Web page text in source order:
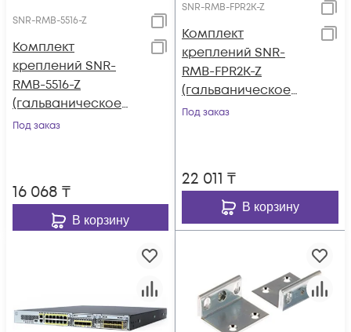
SNR-RMB-5516-Z
Комплект
креплений SNR-
RMB-5516-Z
(гальваническое
покрытие) для ASA
Под заказ
16 068 ₸
В корзину
SNR-RMB-FPR2K-Z
Комплект
креплений SNR-
RMB-FPR2K-Z
(гальваническое
покрытие) для Cisco
Под заказ
22 011 ₸
В корзину